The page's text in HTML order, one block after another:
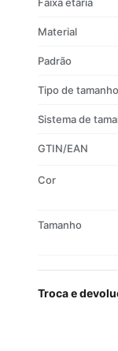
os
Material
Padrão
Tipo de tamanho
Sistema de
GTIN/EAN
Cor
Tamanho
Troca e